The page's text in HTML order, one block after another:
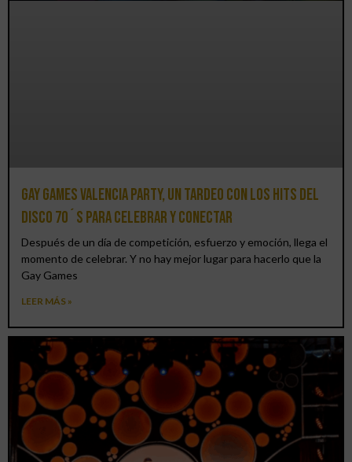
Gay Games Valencia Party, un tardeo con los hits del
DISCO 70´S para celebrar y conectar
Después de un día de competición, esfuerzo y emoción, llega el
momento de celebrar. Y no hay mejor lugar para hacerlo que la
Gay Games
LEER MÁS »